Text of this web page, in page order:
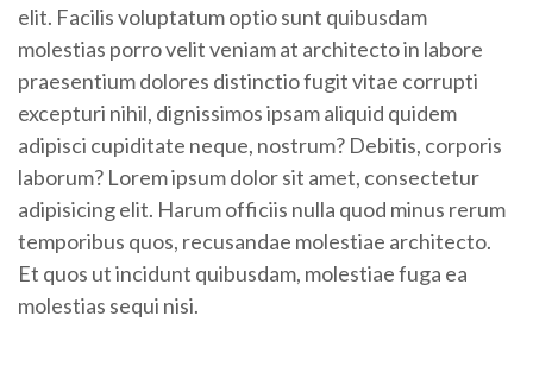
elit. Facilis voluptatum optio sunt quibusdam
molestias porro velit veniam at architecto in labore
praesentium dolores distinctio fugit vitae corrupti
excepturi nihil, dignissimos ipsam aliquid quidem
adipisci cupiditate neque, nostrum? Debitis, corporis
laborum? Lorem ipsum dolor sit amet, consectetur
adipisicing elit. Harum officiis nulla quod minus rerum
temporibus quos, recusandae molestiae architecto.
Et quos ut incidunt quibusdam, molestiae fuga ea
molestias sequi nisi.